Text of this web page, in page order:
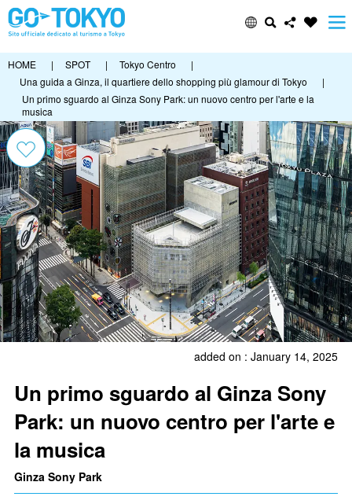
HOME | SPOT | Tokyo Centro
|
Una guida a Ginza, il quartiere dello shopping più glamour di Tokyo
|
Un primo sguardo al Ginza Sony Park: un nuovo centro per l'arte e la
musica
added on : January 14, 2025
Un primo sguardo al Ginza Sony
Park: un nuovo centro per l'arte e
la musica
Ginza Sony Park